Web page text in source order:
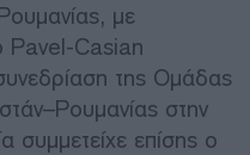
με
Pavel-Casian
της Ομάδας
στην
συμμετείχε επίσης ο